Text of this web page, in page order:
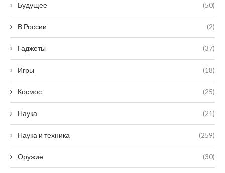
Будущее (50)
В России (2)
Гаджеты (37)
Игры (18)
Космос (25)
Наука (21)
Наука и техника (259)
Оружие (30)